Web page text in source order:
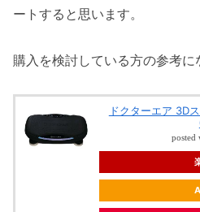
ートすると思います。
購入を検討している方の参考に
ドクターエア 3D
posted